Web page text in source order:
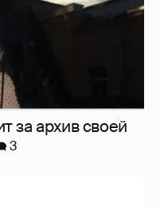
за архив своей
3